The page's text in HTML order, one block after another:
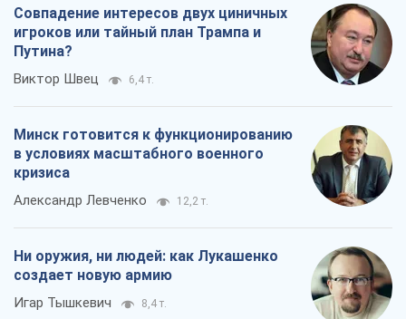
Совпадение интересов двух циничных
игроков или тайный план Трампа и
Путина?
Виктор Швец 6,4 т.
Минск готовится к функционированию
в условиях масштабного военного
кризиса
Александр Левченко 12,2 т.
Ни оружия, ни людей: как Лукашенко
создает новую армию
Игар Тышкевич 8,4 т.